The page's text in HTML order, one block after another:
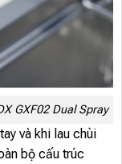
GXF02 Dual Spray
và khi lau chùi
bộ cấu trúc